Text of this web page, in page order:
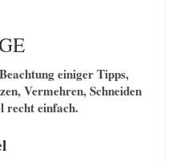
einiger Tipps,
Vermehren, Schneiden
recht einfach.